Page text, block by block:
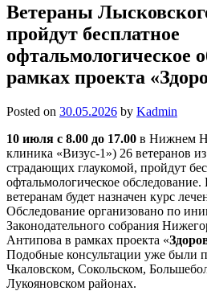
Ветераны
пройдут бесплатное
офтальмологическое
рамках проекта
Posted on 30.05.2026 by Kadmin
10 июля с 8.00 до 17.00 в Нижнем
клиника «Визус-1») 26 ветеранов
страдающих глаукомой, пройдут
офтальмологическое
ветеранам будет назначен курс
Обследование организовано по
Законодательного собрания
Антипова в рамках проекта «
Подобные консультации уже были
Чкаловском, Сокольском,
Лукояновском районах.